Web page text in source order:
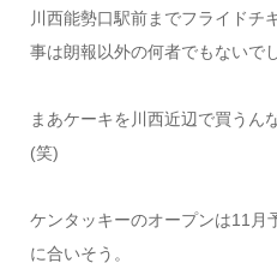
川西能勢口駅前までフライドチ
事は朗報以外の何者でもないで
まあケーキを川西近辺で買うん
(笑)
ケンタッキーのオープンは11月
に合いそう。